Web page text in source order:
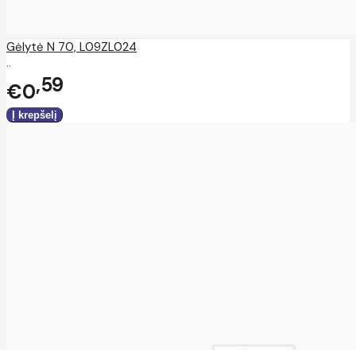
Gėlytė N 70, L09ZL024
..
€0 59